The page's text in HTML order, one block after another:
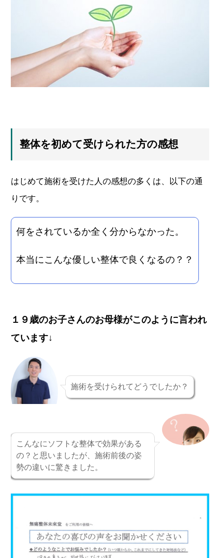
整体を初めて受けられた方の感想
はじめて施術を受けた人の感想の多くは、以下の通
りです。
何をされているか全く分からなかった。
本当にこんな優しい整体で良くなるの？？
１９歳のお子さんのお母様がこのように言われ
ています↓
施術を受けられてどうでしたか？
こんなにソフトな整体で効果がある
の？と思いましたが、施術前後の姿
勢の違いに驚きました。